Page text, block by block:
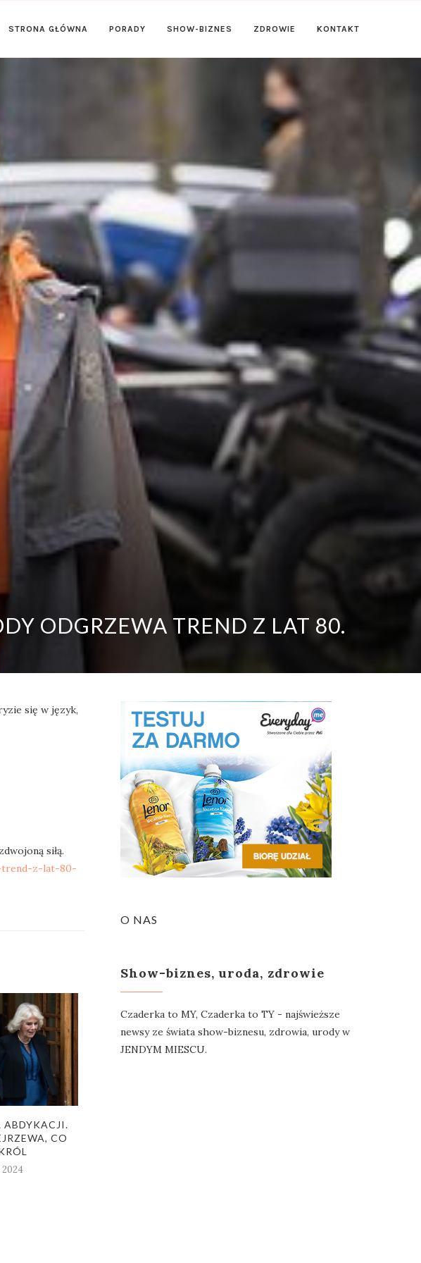
STRONA GŁÓWNA PORADY SHOW-BIZNES ZDROWIE KONTAKT
ODGRZEWA TREND Z LAT 80.
się w język,
siłą.
trend-z-lat-80-
ABDYKACJI.
CO
O NAS
Show-biznes, uroda, zdrowie
Czaderka to MY, Czaderka to TY - najświeższe
newsy ze świata show-biznesu, zdrowia, urody w
JENDYM MIESCU.